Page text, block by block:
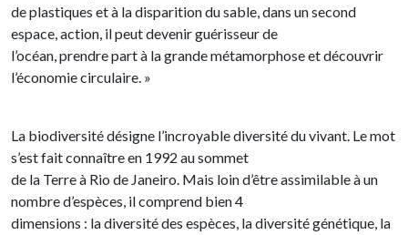
de plastiques et à la disparition du sable, dans un second
espace, action, il peut devenir guérisseur de
l’océan, prendre part à la grande métamorphose et découvrir
l’économie circulaire. »
La biodiversité désigne l’incroyable diversité du vivant. Le mot
s’est fait connaître en 1992 au sommet
de la Terre à Rio de Janeiro. Mais loin d’être assimilable à un
nombre d’espèces, il comprend bien 4
dimensions : la diversité des espèces, la diversité génétique, la